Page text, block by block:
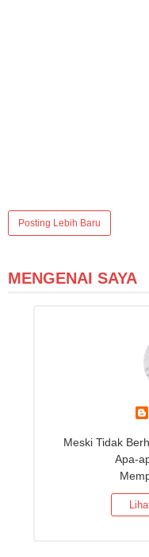
Posting Lebih Baru
MENGENAI SAYA
Meski Tidak
Apa-